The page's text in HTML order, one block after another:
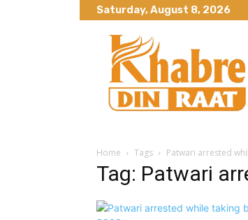
Saturday, August 8, 2026
Home Tags Patwari arrested
Tag: Patwari